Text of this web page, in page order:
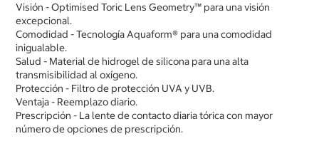
Visión - Optimised Toric Lens Geometry™ para una visión
excepcional.
Comodidad - Tecnología Aquaform® para una comodidad
inigualable.
Salud - Material de hidrogel de silicona para una alta
transmisibilidad al oxígeno.
Protección - Filtro de protección UVA y UVB.
Ventaja - Reemplazo diario.
Prescripción - La lente de contacto diaria tórica con mayor
número de opciones de prescripción.